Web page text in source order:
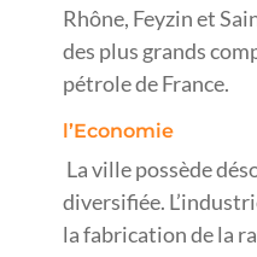
Rhône, Feyzin et
des plus grands
pétrole de France.
l’Economie
La ville possède
diversifiée.
la fabrication de la